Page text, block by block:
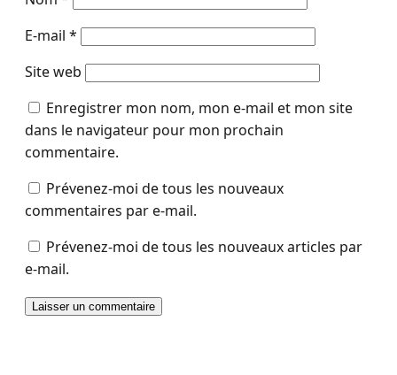
E-mail *
Site web
Enregistrer mon nom, mon e-mail et mon site
dans le navigateur pour mon prochain
commentaire.
Prévenez-moi de tous les nouveaux
commentaires par e-mail.
Prévenez-moi de tous les nouveaux articles par
e-mail.